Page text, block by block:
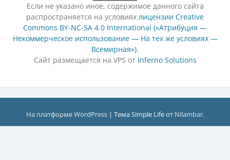
Если не указано иное, содержимое данного сайта
распространяется на условиях лицензии Creative
Commons BY-NC-SA 4.0 International («Атрибуция —
Некоммерческое использование — На тех же условиях —
Всемирная»).
Сайт размещается на VPS от Inferno Solutions
На платформе WordPress | Тема Simple Life от Nilambar.